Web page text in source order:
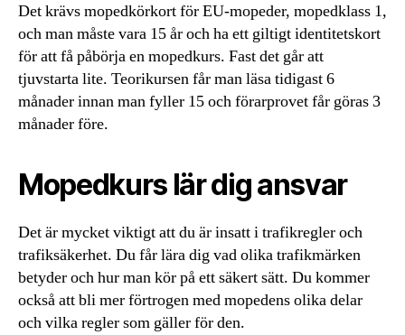
Det krävs mopedkörkort för EU-mopeder, mopedklass 1,
och man måste vara 15 år och ha ett giltigt identitetskort
för att få påbörja en mopedkurs. Fast det går att
tjuvstarta lite. Teorikursen får man läsa tidigast 6
månader innan man fyller 15 och förarprovet får göras 3
månader före.
Mopedkurs lär dig ansvar
Det är mycket viktigt att du är insatt i trafikregler och
trafiksäkerhet. Du får lära dig vad olika trafikmärken
betyder och hur man kör på ett säkert sätt. Du kommer
också att bli mer förtrogen med mopedens olika delar
och vilka regler som gäller för den.